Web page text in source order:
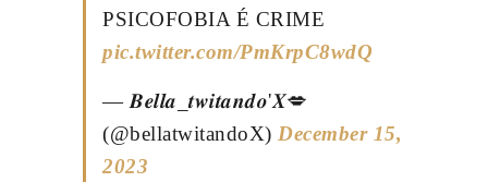
PSICOFOBIA É CRIME
pic.twitter.com/PmKrpC8wdQ
— 𝑩𝒆𝒍𝒍𝒂_𝒕𝒘𝒊𝒕𝒂𝒏𝒅𝒐'𝑿💋
(@bellatwitandoX) December 15,
2023